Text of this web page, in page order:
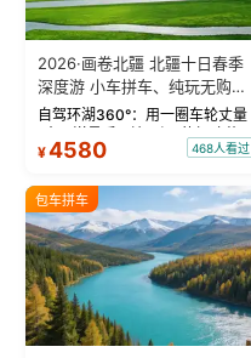
2026·画卷北疆 北疆十日春季
深度游 小车拼车、纯玩无购
物！
自驾环湖360°：用一圈车轮丈量
“大西洋最后一滴眼泪”的极致蔚
蓝。 赛湖旅拍：甄选多款风格服
绝美瞬间。 赛湖坦克300跟车视
频：专业摄影师...
¥4580 468人看过
包车拼车